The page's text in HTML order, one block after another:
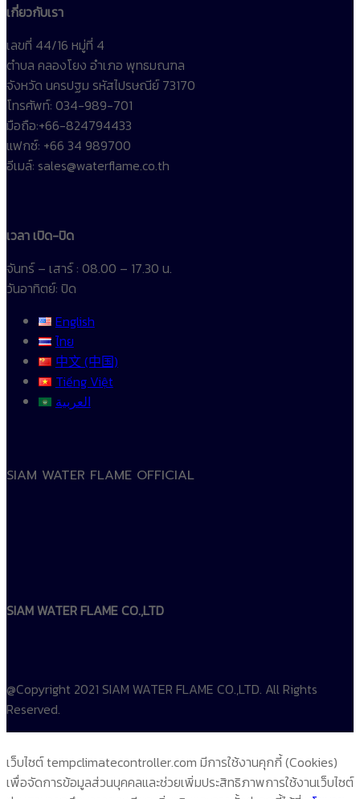
เกี่ยวกับเรา
เลขที่ 44/16 หมู่ที่ 4
ตำบล คลองโยง อำเภอ พุทธมณฑล
จังหวัด นครปฐม รหัสไปรษณีย์ 73170
โทรศัพท์: 034-989-701
มือถือ:+66-824794433
แฟกซ์: +66 34 989700
อีเมล์: sales@waterflame.co.th
เวลา เปิด-ปิด
จันทร์ – เสาร์ : 08.00 – 17.30 น.
วันอาทิตย์: ปิด
English
ไทย
中文 (中国)
Tiếng Việt
العربية
SIAM WATER FLAME OFFICIAL
SIAM WATER FLAME CO.,LTD
@Copyright 2021 SIAM WATER FLAME CO.,LTD. All Rights
Reserved.
เว็บไซต์ tempclimatecontroller.com มีการใช้งานคุกกี้ (Cookies)
เพื่อจัดการข้อมูลส่วนบุคคลและช่วยเพิ่มประสิทธิภาพการใช้งานเว็บไซต์